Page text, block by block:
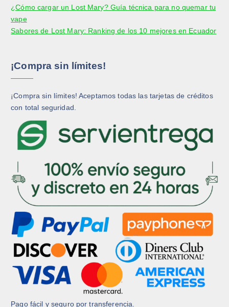
¿Cómo cargar un Lost Mary? Guía técnica para no quemar tu
vape
Sabores de Lost Mary: Ranking de los 10 mejores en Ecuador
¡Compra sin límites!
¡Compra sin límites! Aceptamos todas las tarjetas de créditos
con total seguridad.
Pago fácil y seguro por transferencia.